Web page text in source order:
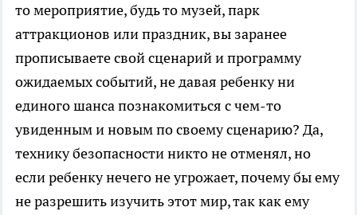
то мероприятие, будь то музей, парк
аттракционов или праздник, вы заранее
прописываете свой сценарий и программу
ожидаемых событий, не давая ребенку ни
единого шанса познакомиться с чем-то
увиденным и новым по своему сценарию? Да,
технику безопасности никто не отменял, но
если ребенку нечего не угрожает, почему бы ему
не разрешить изучить этот мир, так как ему